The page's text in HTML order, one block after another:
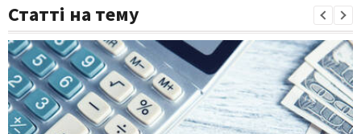
Статті на тему